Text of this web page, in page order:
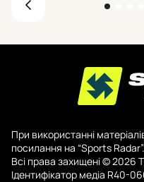
При використанні
посилання на “Sports Radar”.
Всі права захищені ©
Ідентифікатор медіа R40-